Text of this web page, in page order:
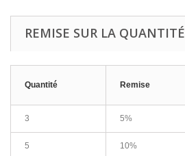
REMISE SUR LA QUANTITÉ
Quantité Remise
3 5%
5 10%